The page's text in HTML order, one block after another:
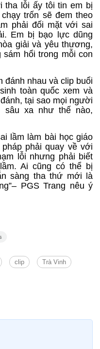
tha lỗi ấy tôi tin em bị
trốn sẽ đem theo
phải đối mặt với sai
Em bị bạo lực dũng
giải và yêu thương,
hổi trong mỗi con
đánh nhau và clip buổi
toàn quốc xem và
tại sao mọi người
sâu xa như thế nào,
lầm làm bài học giáo
phải quay về với
lỗi nhưng phải biết
Ai cũng có thể bị
sàng tha thứ mới là
PGS Trang nêu ý
clip Trà Vinh